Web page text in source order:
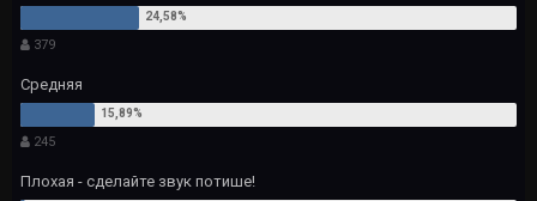
379
Средняя
245
Плохая - сделайте звук потише!